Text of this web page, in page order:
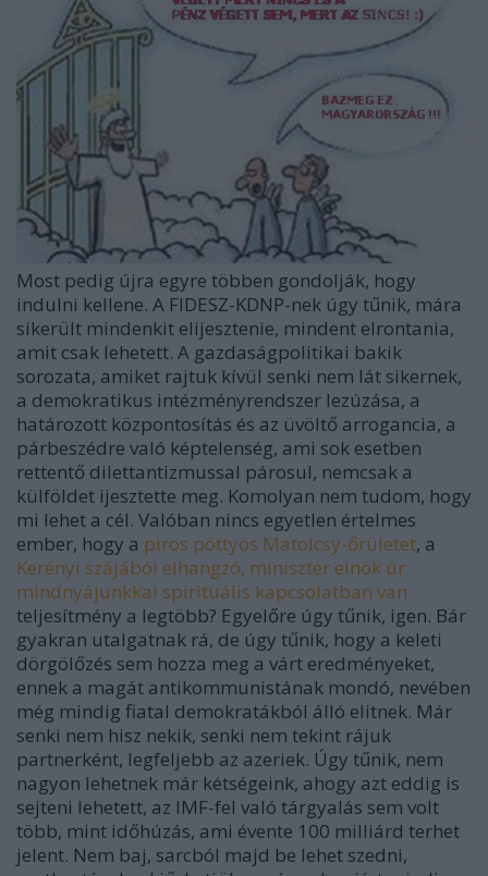
Most pedig újra egyre többen gondolják, hogy
indulni kellene. A FIDESZ-KDNP-nek úgy tűnik, mára
sikerült mindenkit elijesztenie, mindent elrontania,
amit csak lehetett. A gazdaságpolitikai bakik
sorozata, amiket rajtuk kívül senki nem lát sikernek,
a demokratikus intézményrendszer lezúzása, a
határozott központosítás és az üvöltő arrogancia, a
párbeszédre való képtelenség, ami sok esetben
rettentő dilettantizmussal párosul, nemcsak a
külföldet ijesztette meg. Komolyan nem tudom, hogy
mi lehet a cél. Valóban nincs egyetlen értelmes
ember, hogy a piros pöttyös Matolcsy-őrületet, a
Kerényi szájából elhangzó, miniszter elnök úr
mindnyájunkkal spirituális kapcsolatban van
teljesítmény a legtöbb? Egyelőre úgy tűnik, igen. Bár
gyakran utalgatnak rá, de úgy tűnik, hogy a keleti
dörgölőzés sem hozza meg a várt eredményeket,
ennek a magát antikommunistának mondó, nevében
még mindig fiatal demokratákból álló elitnek. Már
senki nem hisz nekik, senki nem tekint rájuk
partnerként, legfeljebb az azeriek. Úgy tűnik, nem
nagyon lehetnek már kétségeink, ahogy azt eddig is
sejteni lehetett, az IMF-fel való tárgyalás sem volt
több, mint időhúzás, ami évente 100 milliárd terhet
jelent. Nem baj, sarcból majd be lehet szedni,